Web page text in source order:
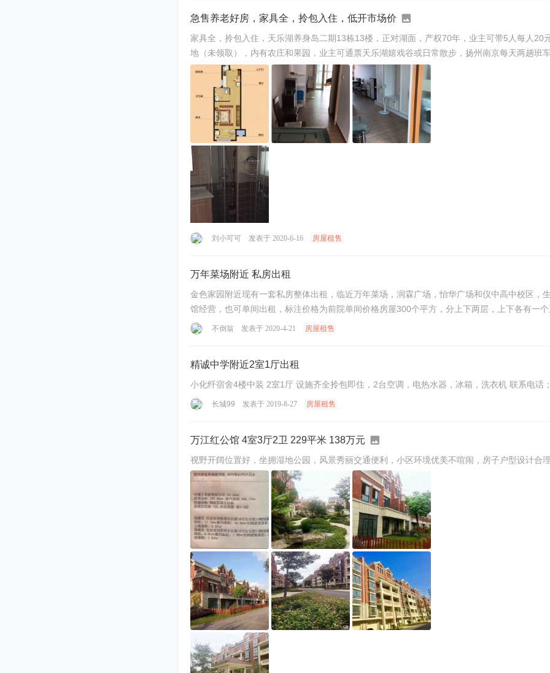
急售养老好房，家具全，拎包入住，低开市场价
家具全，拎包入住，天乐湖养身岛二期13栋13楼，正对湖面，产权70年，业主可带5人每人
刘小可可 发表于 2020-6-16 房屋租售
万年菜场附近 私房出租
金色家园附近现有一套私房整体出租，临近万年菜场，润霖广场，怡华广场和仪中高中校区，
馆经营，也可单间出租，标注价格为前院单间价格房屋300个平方，分上下两层，上下各有一
院，前院有四间厢房（配有空调），后 ...
不倒翁 发表于 2020-4-21 房屋租售
精诚中学附近2室1厅出租
小化纤宿舍4楼中装 2室1厅 设施齐全拎包即住，2台空调，电热水器，冰箱，洗衣机 联
长城99 发表于 2019-8-27 房屋租售
万江红公馆 4室3厅2卫 229平米 138万元
视野开阔位置好，坐拥湿地公园，风景秀丽交通便利，小区环境优美不喧闹，房子户型设计合理